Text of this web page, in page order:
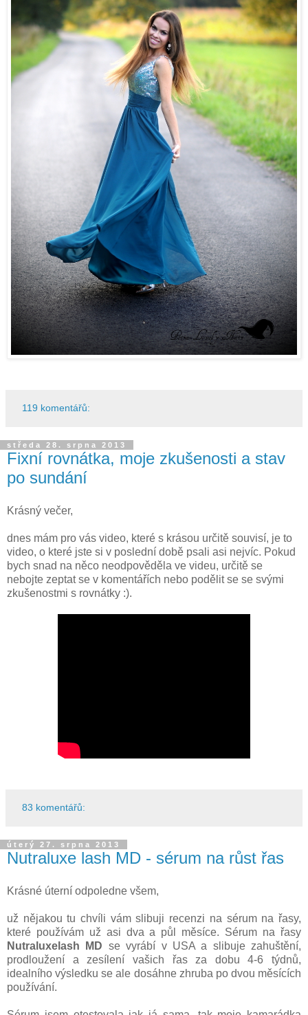
119 komentářů:
středa 28. srpna 2013
Fixní rovnátka, moje zkušenosti a stav
po sundání
Krásný večer,
dnes mám pro vás video, které s krásou určitě souvisí, je to
video, o které jste si v poslední době psali asi nejvíc. Pokud
bych snad na něco neodpověděla ve videu, určitě se
nebojte zeptat se v komentářích nebo podělit se se svými
zkušenostmi s rovnátky :).
83 komentářů:
úterý 27. srpna 2013
Nutraluxe lash MD - sérum na růst řas
Krásné úterní odpoledne všem,
už nějakou tu chvíli vám slibuji recenzi na sérum na řasy,
které používám už asi dva a půl měsíce. Sérum na řasy
Nutraluxelash MD se vyrábí v USA a slibuje zahuštění,
prodloužení a zesílení vašich řas za dobu 4-6 týdnů,
idealního výsledku se ale dosáhne zhruba po dvou měsících
používání.